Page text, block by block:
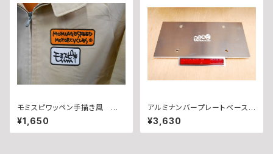
モミスピワッペン手描き風 白
モミセット
¥1,650
アルミナンバープレートベース・
リフレクター付き
¥3,630